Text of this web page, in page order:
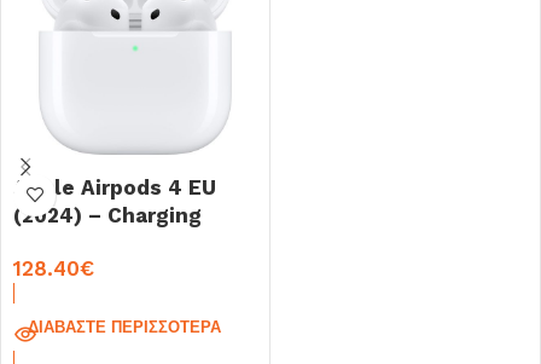
Apple Airpods 4 EU
(2024) – Charging
128.40€
ΔΙΑΒΆΣΤΕ ΠΕΡΙΣΣΌΤΕΡΑ